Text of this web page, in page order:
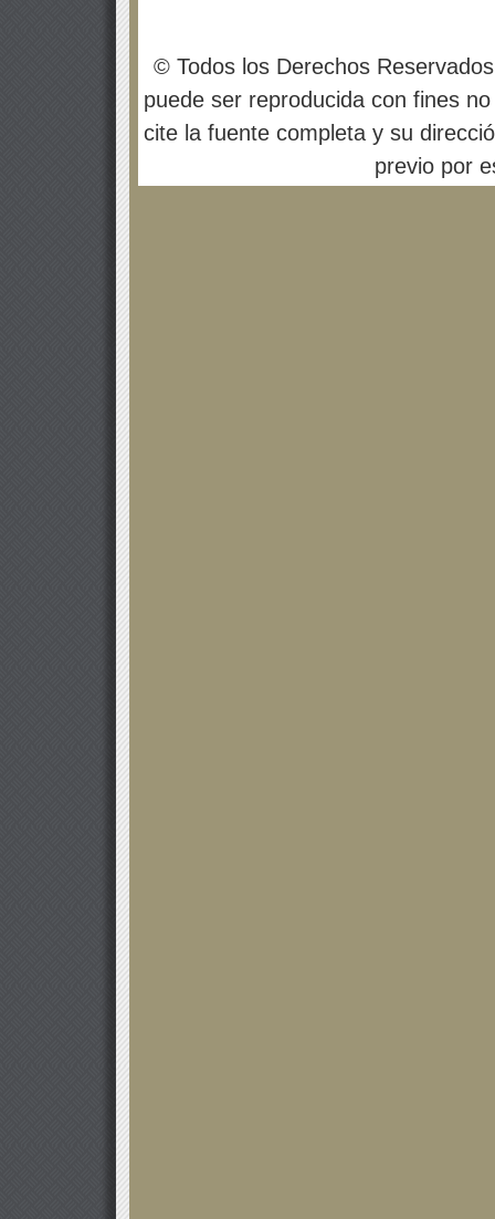
© Todos los Derechos
puede ser reproducida con fines
cite la fuente completa y su
previo por